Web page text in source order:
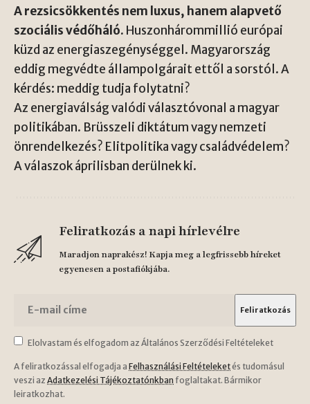
A rezsicsökkentés nem luxus, hanem alapvető
szociális védőháló. Huszonhárommillió európai
küzd az energiaszegénységgel. Magyarország
eddig megvédte állampolgárait ettől a sorstól. A
kérdés: meddig tudja folytatni?
Az energiaválság valódi választóvonal a magyar
politikában. Brüsszeli diktátum vagy nemzeti
önrendelkezés? Elitpolitika vagy családvédelem?
A válaszok áprilisban derülnek ki.
Feliratkozás a napi hírlevélre
Maradjon naprakész! Kapja meg a legfrissebb híreket
egyenesen a postafiókjába.
Elolvastam és elfogadom az Általános Szerződési Feltételeket
A feliratkozással elfogadja a Felhasználási Feltételeketés tudomásul
veszi az Adatkezelési Tájékoztatónkban foglaltakat. Bármikor
leiratkozhat.